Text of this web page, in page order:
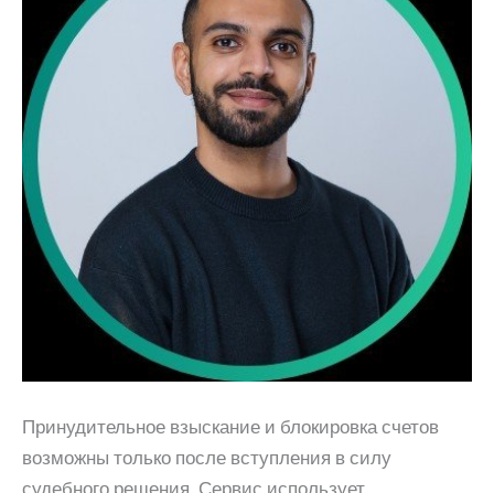
Принудительное взыскание и блокировка счетов
возможны только после вступления в силу